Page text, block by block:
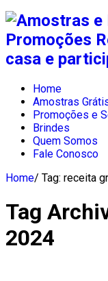
Promoções
casa e
Home
Amostras
Promoções e
Brindes
Quem Somos
Fale Conosco
Home/ Tag: receita
Tag
2024